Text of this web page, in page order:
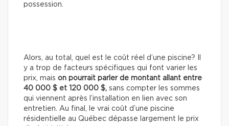
possession.
Alors, au total, quel est le coût réel d’une piscine? Il
y a trop de facteurs spécifiques qui font varier les
prix, mais on pourrait parler de montant allant entre
40 000 $ et 120 000 $, sans compter les sommes
qui viennent après l’installation en lien avec son
entretien. Au final, le vrai coût d’une piscine
résidentielle au Québec dépasse largement le prix